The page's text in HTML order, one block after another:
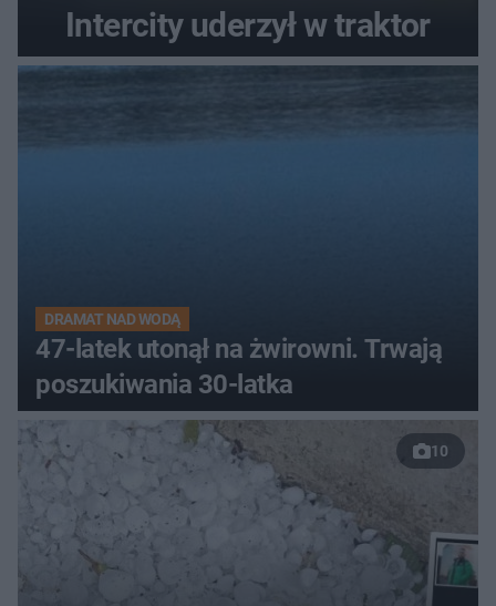
Intercity uderzył w traktor
DRAMAT NAD WODĄ
47-latek utonął na żwirowni. Trwają
poszukiwania 30-latka
10